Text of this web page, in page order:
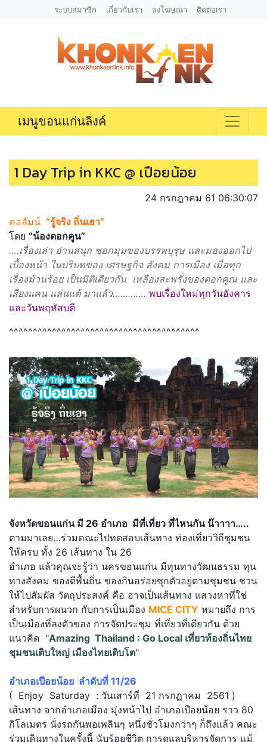
ระบบสมาชิก เกี่ยวกับเรา ลงโฆษณา ติดต่อเรา
เมนูขอนแก่นลิงค์
1 Day Trip in KKC @ เปือยน้อย
24 กรกฎาคม 61 06:30:07
คอลัมน์ “รู้จริง ถิ่นเฮา”
โดย “น้องดอกคูน”
….เรื่องเล่า อ่านสนุก ซอกมุมของบรรพบุรุษ และมองออกไป
เบื้องหน้า ในบริบทของ เศรษฐกิจ สังคม การเมือง เมื่อทุก
เรื่องม้วนร้อย เป็นมิติเดียวกัน เหลืองสะพรั่งของดอกคูณ และ
เสียงแคน แล่นแต้ มาแล้ว…………. พบเรื่องใหม่ทุกวันอังคาร
และวันพฤหัสบดี
^^^^^^^^^^^^^^^^^^^^^^^^^^^^^^^^^^^^^^^^
จังหวัดขอนแก่น มี 26 อำเภอ มีที่เที่ยว ที่ไหนกัน น๊าาาา…..
ตามมาเลย…ร่วมคณะไปทดสอบเส้นทาง ท่องเที่ยววิถีชุมชน
ให้ครบ ทั้ง 26 เส้นทาง ใน 26
อำเภอ แล้วคุณจะรู้ว่า นครขอนแก่น มีทุนทางวัฒนธรรม ทุน
ทางสังคม ของดีพื้นถิ่น ของกินอร่อยซุกตัวอยู่ตามชุมชน ชวน
ให้ไปสัมผัส วัตถุประสงค์ คือ อาจเป็นเส้นทาง แสวงหาที่ใช่
สำหรับการผนวก กับการเป็นเมือง MICE CITY หมายถึง การ
เป็นเมืองที่ลงตัวของ การจัดประชุม ที่เที่ยวที่เดียวกัน ด้วย
แนวคิด "Amazing Thailand : Go Local เที่ยวท้องถิ่นไทย
ชุมชนเติบใหญ่ เมืองไทยเติบโต"
อำเภอเปือยน้อย ลำดับที่ 11/26
( Enjoy Saturday : วันเสาร์ที่ 21 กรกฏาคม 2561 )
เส้นทาง จากอำเภอเมือง มุ่งหน้าไป อำเภอเปือยน้อย ราว 80
กิโลเมตร นั่งรถกันพอเพลินๆ หนึ่งชั่วโมงกว่าๆ ก็ถึงแล้ว คณะ
ร่วมเดินทางในครั้งนี้ นับร้อยชีวิต การดูแลบริหารจัดการ แม้